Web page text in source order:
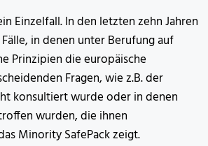
Einzelfall. In den letzten zehn Jahren
in denen unter Berufung auf
Prinzipien die europäische
Fragen, wie z.B. der
konsultiert wurde oder in denen
wurden, die ihnen
Minority SafePack zeigt.